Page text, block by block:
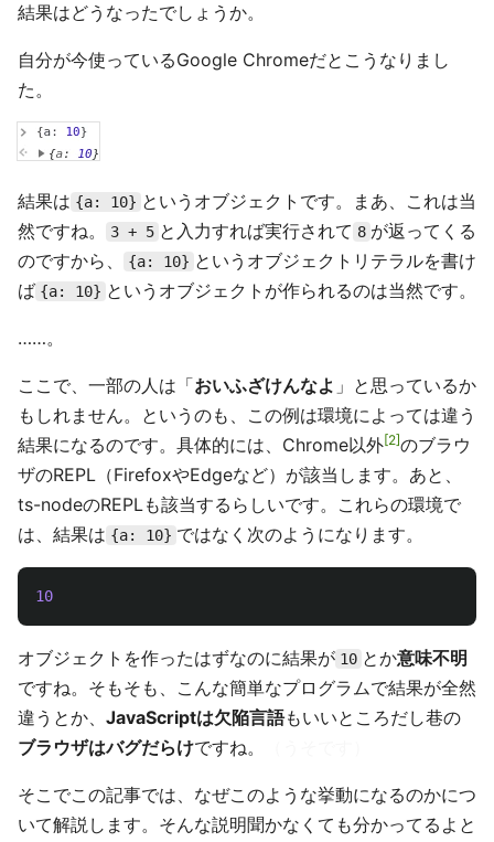
結果はどうなったでしょうか。
自分が今使っているGoogle Chromeだとこうなりまし
た。
結果は {a: 10} というオブジェクトです。まあ、これは当
然ですね。
3 + 5 と入力すれば実行されて 8 が返ってくる
のですから、
{a: 10} というオブジェクトリテラルを書け
ば {a: 10} というオブジェクトが作られるのは当然です。
……。
ここで、一部の人は「おいふざけんなよ 」と思っているか
もしれません。というのも、この例は環境によっては違う
結果になるのです。具体的には、Chrome以外 2 のブラウ
ザのREPL（FirefoxやEdgeなど）が該当します。あと、
ts-nodeのREPLも該当するらしいです。これらの環境で
は、結果は {a: 10} ではなく次のようになります。
10
オブジェクトを作ったはずなのに結果が 10 とか意味不明
ですね。そもそも、こんな簡単なプログラムで結果が全然
違うとか、 JavaScriptは欠陥言語もいいところだし巷の
ブラウザはバグだらけですね。
そこでこの記事では、なぜこのような挙動になるのかにつ
いて解説します。そんな説明聞かなくても分かってるよと